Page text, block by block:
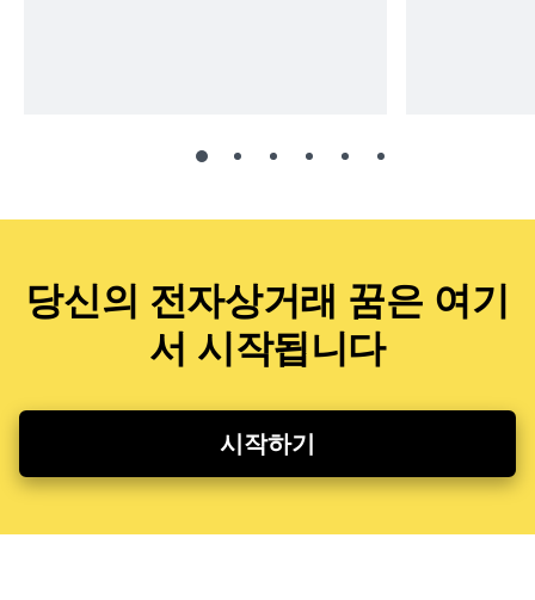
당신의 전자상거래 꿈은 여기
서 시작됩니다
시작하기